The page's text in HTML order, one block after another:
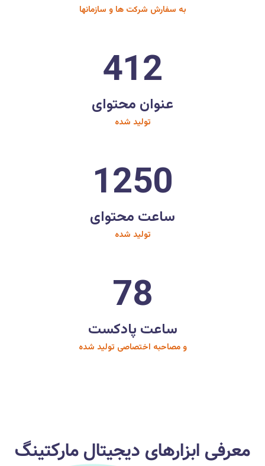
به سفارش شرکت ها و سازمانها
412
عنوان محتوای
تولید شده
1250
ساعت محتوای
تولید شده
78
ساعت پادکست
و مصاحبه اختصاصی تولید شده
معرفی ابزارهای دیجیتال مارکتینگ